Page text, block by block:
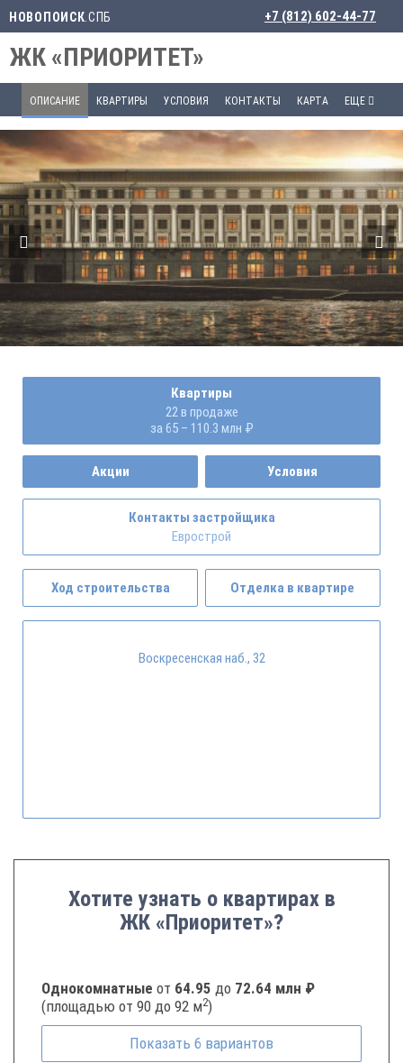
НОВОПОИСК .СПБ +7 (812) 602-44-77
ЖК «ПРИОРИТЕТ»
ОПИСАНИЕ КВАРТИРЫ УСЛОВИЯ КОНТАКТЫ КАРТА ЕЩЕ
Квартиры
22 в продаже
за 65 – 110.3 млн ₽
Акции Условия
Контакты застройщика
Еврострой
Ход строительства Отделка в квартире
Воскресенская наб., 32
Хотите узнать о квартирах в
ЖК «Приоритет»?
Однокомнатные от 64.95 до 72.64 млн ₽
(площадью от 90 до 92 м2)
Показать 6 вариантов